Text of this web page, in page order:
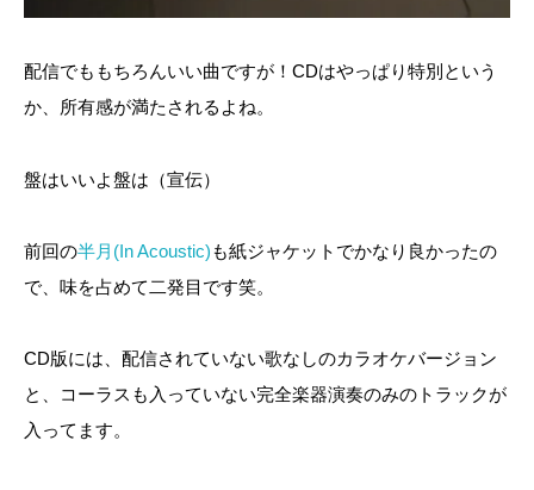
配信でももちろんいい曲ですが！CDはやっぱり特別という
か、所有感が満たされるよね。
盤はいいよ盤は（宣伝）
前回の半月(In Acoustic)も紙ジャケットでかなり良かったの
で、味を占めて二発目です笑。
CD版には、配信されていない歌なしのカラオケバージョン
と、コーラスも入っていない完全楽器演奏のみのトラックが
入ってます。